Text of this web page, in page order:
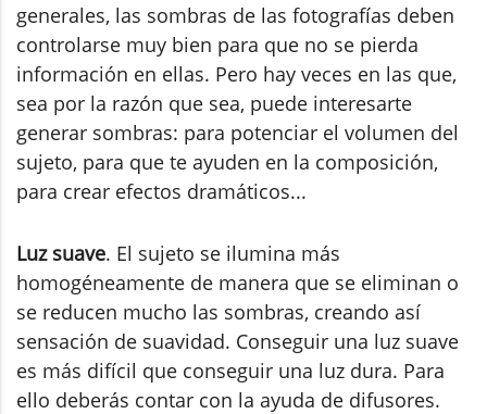
generales, las sombras de las fotografías deben
controlarse muy bien para que no se pierda
información en ellas. Pero hay veces en las que,
sea por la razón que sea, puede interesarte
generar sombras: para potenciar el volumen del
sujeto, para que te ayuden en la composición,
para crear efectos dramáticos...
Luz suave. El sujeto se ilumina más
homogéneamente de manera que se eliminan o
se reducen mucho las sombras, creando así
sensación de suavidad. Conseguir una luz suave
es más difícil que conseguir una luz dura. Para
ello deberás contar con la ayuda de difusores.